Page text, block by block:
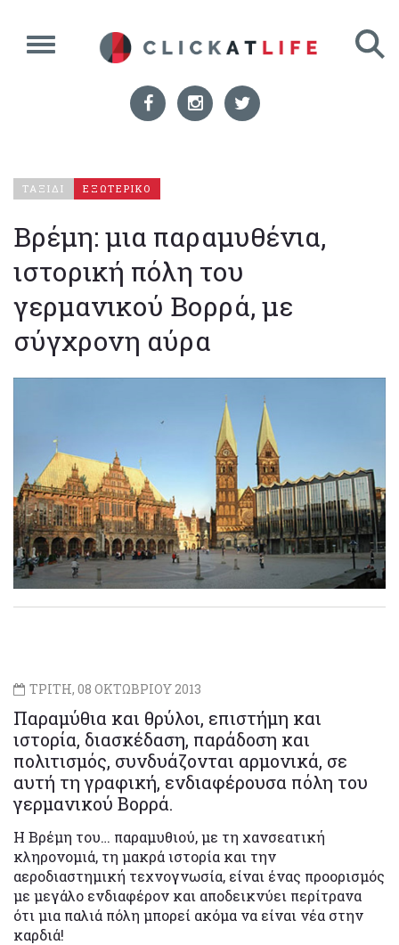
ΤΑΞΙΔΙ ΕΞΩΤΕΡΙΚΟ
Βρέμη: μια παραμυθένια,
ιστορική πόλη του
γερμανικού Βορρά, με
σύγχρονη αύρα
ΤΡΙΤΗ, 08 ΟΚΤΩΒΡΙΟΥ 2013
Παραμύθια και θρύλοι, επιστήμη και
ιστορία, διασκέδαση, παράδοση και
πολιτισμός, συνδυάζονται αρμονικά, σε
αυτή τη γραφική, ενδιαφέρουσα πόλη του
γερμανικού Βορρά.
Η Βρέμη του… παραμυθιού, με τη χανσεατική
κληρονομιά, τη μακρά ιστορία και την
αεροδιαστημική τεχνογνωσία, είναι ένας προορισμός
με μεγάλο ενδιαφέρον και αποδεικνύει περίτρανα
ότι μια παλιά πόλη μπορεί ακόμα να είναι νέα στην
καρδιά!